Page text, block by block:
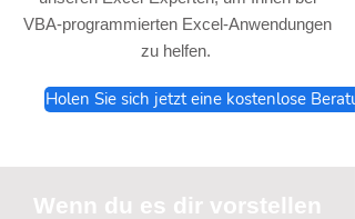
VBA-programmierten Excel-Anwendungen
zu helfen.
Holen Sie sich jetzt eine kostenlose
Wenn du es dir vorstellen